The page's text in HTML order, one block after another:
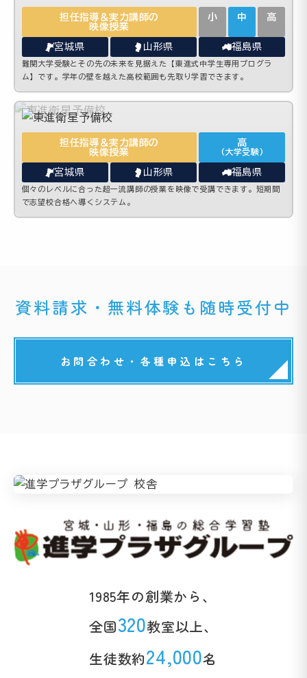
担任指導＆実力講師の
映像授業
小 中 高
宮城県 山形県 福島県
難関大学受験とその先の未来を見据えた【東進式中学生専用プログラ
ム】です。学年の壁を越えた高校範囲も先取り学習できます。
担任指導＆実力講師の
映像授業
高
(大学受験)
宮城県 山形県 福島県
個々のレベルに合った超一流講師の授業を映像で受講できます。短期間
で志望校合格へ導くシステム。
資料請求・無料体験も随時受付中
お問合わせ・各種申込はこちら
1985年の創業から、
全国320教室以上、
生徒数約24,000名